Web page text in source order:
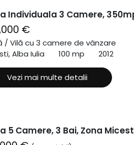
Individuala 3 Camere,
€
/ Vilă cu 3 camere de vânzare
Alba Iulia
100 mp 2012
Vezi mai multe detalii
5 Camere, 3 Bai, Zona